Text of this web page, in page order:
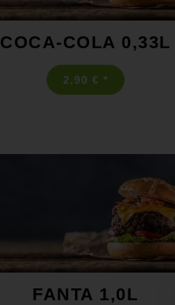
COCA-COLA 0,33L
2,90 € *
FANTA 1,0L